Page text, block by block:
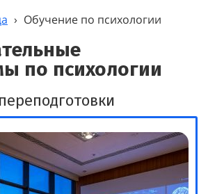
› Обучение по психологии
по психологии